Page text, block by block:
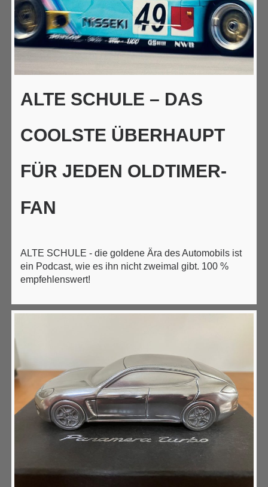
ALTE SCHULE – DAS
COOLSTE ÜBERHAUPT
FÜR JEDEN OLDTIMER-
FAN
ALTE SCHULE - die goldene Ära des Automobils ist
ein Podcast, wie es ihn nicht zweimal gibt. 100 %
empfehlenswert!